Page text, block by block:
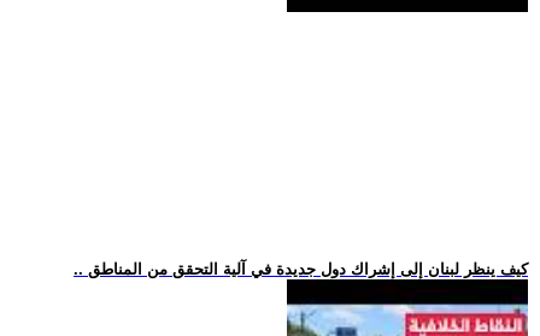
.. كيف ينظر لبنان إلى إشراك دول جديدة في آلية التحقق من المناطق